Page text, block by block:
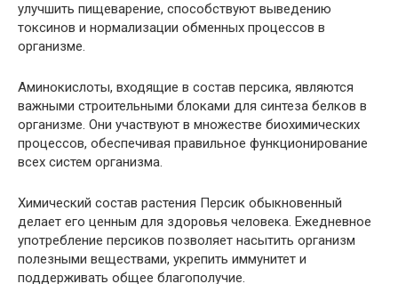
улучшить пищеварение, способствуют выведению
токсинов и нормализации обменных процессов в
организме.
Аминокислоты, входящие в состав персика, являются
важными строительными блоками для синтеза белков в
организме. Они участвуют в множестве биохимических
процессов, обеспечивая правильное функционирование
всех систем организма.
Химический состав растения Персик обыкновенный
делает его ценным для здоровья человека. Ежедневное
употребление персиков позволяет насытить организм
полезными веществами, укрепить иммунитет и
поддерживать общее благополучие.